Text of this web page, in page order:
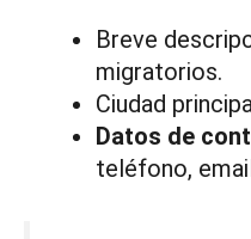
Breve
migratorios.
Ciudad
Datos de
teléfono,